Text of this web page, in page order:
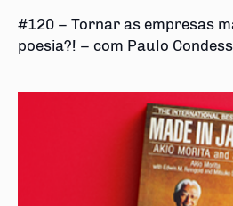
#120 – Tornar as empresas
poesia?! – com Paulo